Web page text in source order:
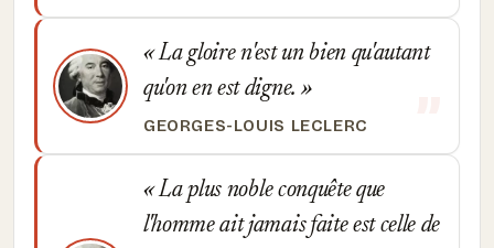
La gloire n'est un bien qu'autant
qu'on en est digne.
GEORGES-LOUIS LECLERC
La plus noble conquête que
l'homme ait jamais faite est celle de